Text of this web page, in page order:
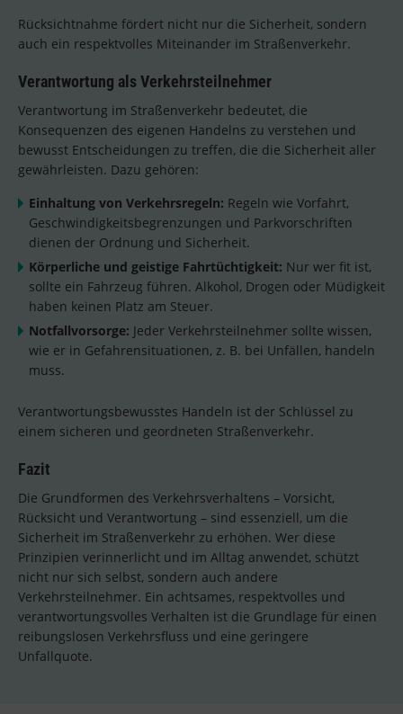
Rücksichtnahme fördert nicht nur die Sicherheit, sondern
auch ein respektvolles Miteinander im Straßenverkehr.
Verantwortung als Verkehrsteilnehmer
Verantwortung im Straßenverkehr bedeutet, die
Konsequenzen des eigenen Handelns zu verstehen und
bewusst Entscheidungen zu treffen, die die Sicherheit aller
gewährleisten. Dazu gehören:
Einhaltung von Verkehrsregeln: Regeln wie Vorfahrt,
Geschwindigkeitsbegrenzungen und Parkvorschriften
dienen der Ordnung und Sicherheit.
Körperliche und geistige Fahrtüchtigkeit: Nur wer fit ist,
sollte ein Fahrzeug führen. Alkohol, Drogen oder Müdigkeit
haben keinen Platz am Steuer.
Notfallvorsorge: Jeder Verkehrsteilnehmer sollte wissen,
wie er in Gefahrensituationen, z. B. bei Unfällen, handeln
muss.
Verantwortungsbewusstes Handeln ist der Schlüssel zu
einem sicheren und geordneten Straßenverkehr.
Fazit
Die Grundformen des Verkehrsverhaltens – Vorsicht,
Rücksicht und Verantwortung – sind essenziell, um die
Sicherheit im Straßenverkehr zu erhöhen. Wer diese
Prinzipien verinnerlicht und im Alltag anwendet, schützt
nicht nur sich selbst, sondern auch andere
Verkehrsteilnehmer. Ein achtsames, respektvolles und
verantwortungsvolles Verhalten ist die Grundlage für einen
reibungslosen Verkehrsfluss und eine geringere
Unfallquote.